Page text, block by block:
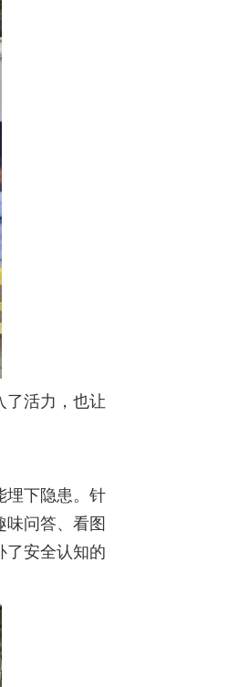
了活力，也让
埋下隐患。针
问答、看图
了安全认知的